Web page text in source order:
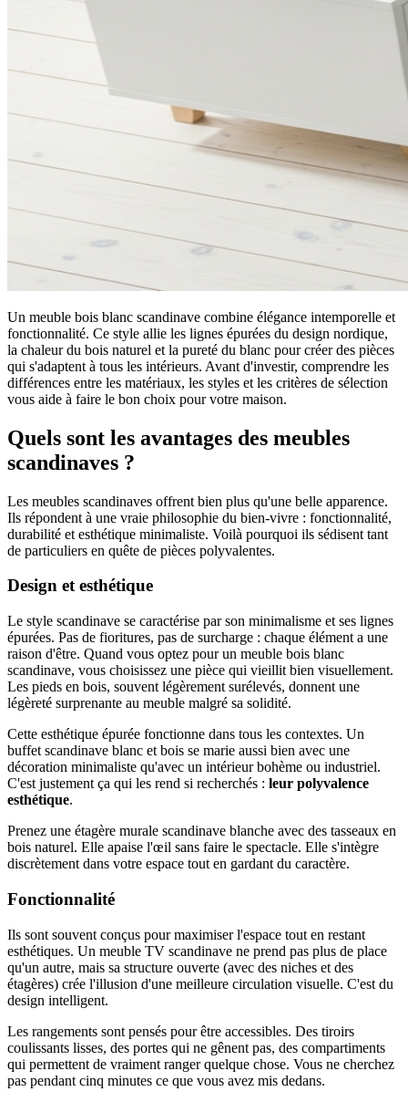
Un meuble bois blanc scandinave combine élégance intemporelle et
fonctionnalité. Ce style allie les lignes épurées du design nordique,
la chaleur du bois naturel et la pureté du blanc pour créer des pièces
qui s'adaptent à tous les intérieurs. Avant d'investir, comprendre les
différences entre les matériaux, les styles et les critères de sélection
vous aide à faire le bon choix pour votre maison.
Quels sont les avantages des meubles
scandinaves ?
Les meubles scandinaves offrent bien plus qu'une belle apparence.
Ils répondent à une vraie philosophie du bien-vivre : fonctionnalité,
durabilité et esthétique minimaliste. Voilà pourquoi ils sédisent tant
de particuliers en quête de pièces polyvalentes.
Design et esthétique
Le style scandinave se caractérise par son minimalisme et ses lignes
épurées. Pas de fioritures, pas de surcharge : chaque élément a une
raison d'être. Quand vous optez pour un meuble bois blanc
scandinave, vous choisissez une pièce qui vieillit bien visuellement.
Les pieds en bois, souvent légèrement surélevés, donnent une
légèreté surprenante au meuble malgré sa solidité.
Cette esthétique épurée fonctionne dans tous les contextes. Un
buffet scandinave blanc et bois se marie aussi bien avec une
décoration minimaliste qu'avec un intérieur bohème ou industriel.
C'est justement ça qui les rend si recherchés : leur polyvalence
esthétique.
Prenez une étagère murale scandinave blanche avec des tasseaux en
bois naturel. Elle apaise l'œil sans faire le spectacle. Elle s'intègre
discrètement dans votre espace tout en gardant du caractère.
Fonctionnalité
Ils sont souvent conçus pour maximiser l'espace tout en restant
esthétiques. Un meuble TV scandinave ne prend pas plus de place
qu'un autre, mais sa structure ouverte (avec des niches et des
étagères) crée l'illusion d'une meilleure circulation visuelle. C'est du
design intelligent.
Les rangements sont pensés pour être accessibles. Des tiroirs
coulissants lisses, des portes qui ne gênent pas, des compartiments
qui permettent de vraiment ranger quelque chose. Vous ne cherchez
pas pendant cinq minutes ce que vous avez mis dedans.